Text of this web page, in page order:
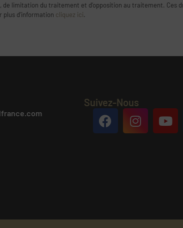
de limitation du traitement et d’opposition au traitement. Ces
plus d’information cliquez ici.
Suivez-Nous